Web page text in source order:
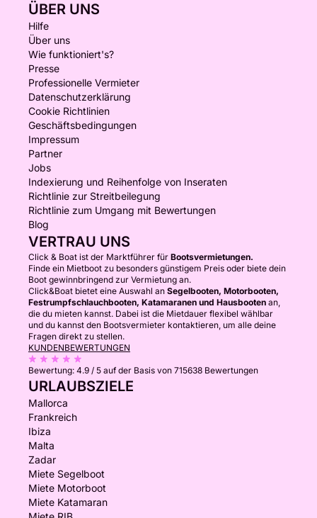
ÜBER UNS
Hilfe
Über uns
Wie funktioniert's?
Presse
Professionelle Vermieter
Datenschutzerklärung
Cookie Richtlinien
Geschäftsbedingungen
Impressum
Partner
Jobs
Indexierung und Reihenfolge von Inseraten
Richtlinie zur Streitbeilegung
Richtlinie zum Umgang mit Bewertungen
Blog
VERTRAU UNS
Click & Boat ist der Marktführer für Bootsvermietungen.
Finde ein Mietboot zu besonders günstigem Preis oder biete dein
Boot gewinnbringend zur Vermietung an.
Click&Boat bietet eine Auswahl an Segelbooten, Motorbooten,
Festrumpfschlauchbooten, Katamaranen und Hausbooten an,
die du mieten kannst. Dabei ist die Mietdauer flexibel wählbar
und du kannst den Bootsvermieter kontaktieren, um alle deine
Fragen direkt zu stellen.
KUNDENBEWERTUNGEN
Bewertung: 4.9 / 5 auf der Basis von 715638 Bewertungen
URLAUBSZIELE
Mallorca
Frankreich
Ibiza
Malta
Zadar
Miete Segelboot
Miete Motorboot
Miete Katamaran